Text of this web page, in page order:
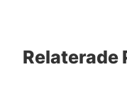
Relaterade